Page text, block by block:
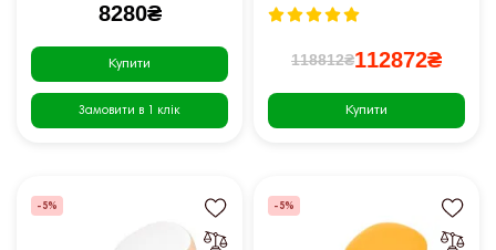
8280₴
Купити
Замовити в 1 клік
118812₴112872₴
Купити
-5% -5%